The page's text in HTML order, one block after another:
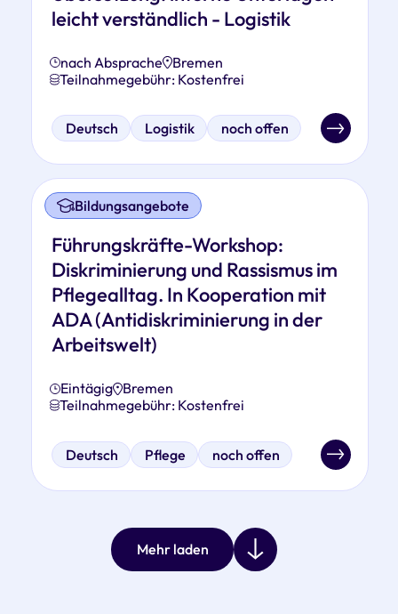
leicht verständlich - Logistik
nach Absprache Bremen
Teilnahmegebühr: Kostenfrei
Deutsch Logistik noch offen
Bildungsangebote
Führungskräfte-Workshop:
Diskriminierung und Rassismus im
Pflegealltag. In Kooperation mit
ADA (Antidiskriminierung in der
Arbeitswelt)
Eintägig Bremen
Teilnahmegebühr: Kostenfrei
Deutsch Pflege noch offen
Mehr laden